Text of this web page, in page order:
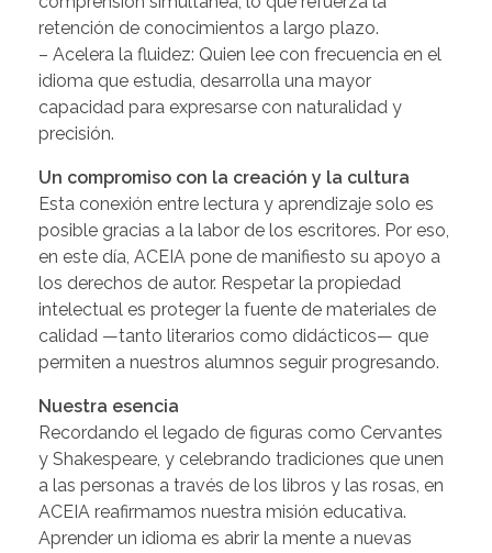
retención de conocimientos a largo plazo.
– Acelera la fluidez: Quien lee con frecuencia en el
idioma que estudia, desarrolla una mayor
capacidad para expresarse con naturalidad y
precisión.
Un compromiso con la creación y la cultura
Esta conexión entre lectura y aprendizaje solo es
posible gracias a la labor de los escritores. Por eso,
en este día, ACEIA pone de manifiesto su apoyo a
los derechos de autor. Respetar la propiedad
intelectual es proteger la fuente de materiales de
calidad —tanto literarios como didácticos— que
permiten a nuestros alumnos seguir progresando.
Nuestra esencia
Recordando el legado de figuras como Cervantes
y Shakespeare, y celebrando tradiciones que unen
a las personas a través de los libros y las rosas, en
ACEIA reafirmamos nuestra misión educativa.
Aprender un idioma es abrir la mente a nuevas